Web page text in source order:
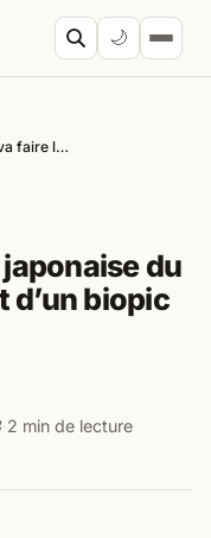
🌙
faire l…
du
d’un biopic
· 2 min de lecture